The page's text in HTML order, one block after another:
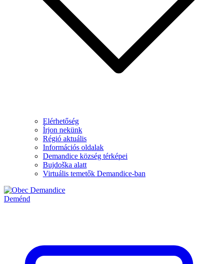
Elérhetőség
Írjon nekünk
Régió aktuális
Információs oldalak
Demandice község térképei
Bujdoška alatt
Virtuális temetők Demandice-ban
Deménd